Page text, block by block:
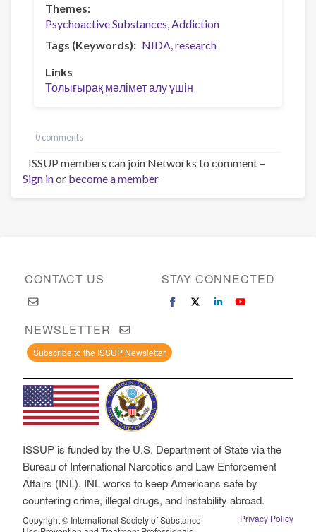
Themes
Psychoactive Substances Addiction
Tags (Keywords)
NIDA research
Links
Толығырақ мәлімет алу үшін
0 comments
ISSUP members can join Networks to comment –
Sign inor become a member
CONTACT US STAY CONNECTED
NEWSLETTER
Subscribe to the ISSUP Newsletter
ISSUP is funded by the U.S. Department of State via the
Bureau of International Narcotics and Law Enforcement
Affairs (INL). INL works to keep Americans safe by
countering crime, illegal drugs, and instability abroad.
Copyright © International Society of Substance
Privacy Policy